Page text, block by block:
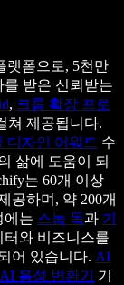
랫폼으로, 5천만
를 받은 신뢰받는
, 크롬 확장 프로
쳐 제공됩니다.
디자인 어워드 수
삶에 도움이 되
는 60개 이상
공하며, 약 200개
에는 스눕 독과 기
터와 비즈니스를
어 있습니다. AI
AI 음성 변환기
기